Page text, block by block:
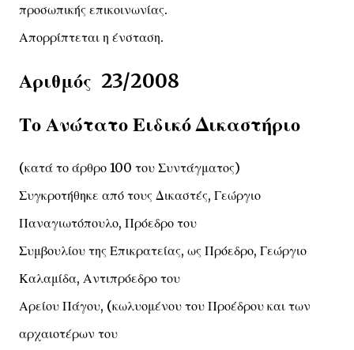
προσωπικής επικοινωνίας.
Απορρίπτεται η ένσταση.
Αριθμός 23/2008
Το Ανώτατο Ειδικό Δικαστήριο
(κατά το άρθρο 100 του Συντάγματος)
Συγκροτήθηκε από τους Δικαστές, Γεώργιο
Παναγιωτόπουλο, Πρόεδρο του
Συμβουλίου της Επικρατείας, ως Πρόεδρο, Γεώργιο
Καλαμίδα, Αντιπρόεδρο του
Αρείου Πάγου, (κωλυομένου του Προέδρου και των
αρχαιοτέρων του